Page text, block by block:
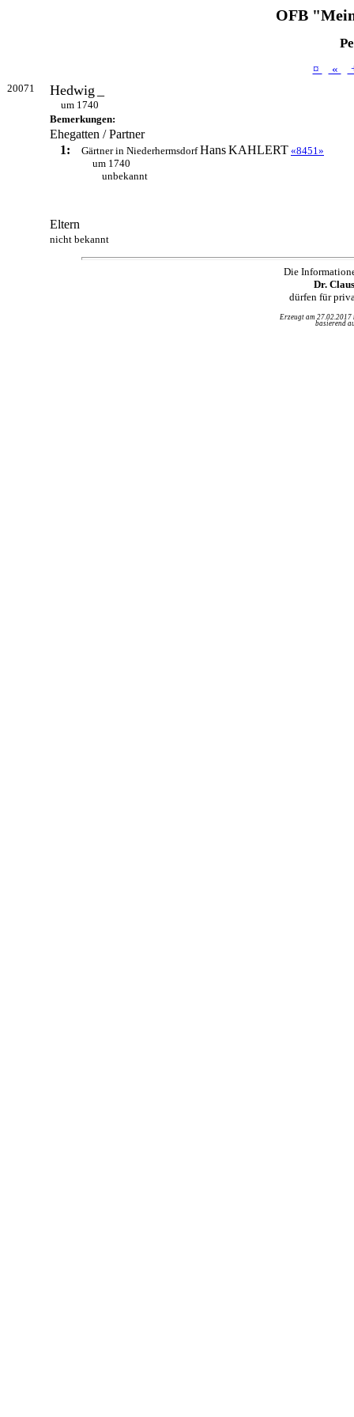
OFB
¤ «
20071 Hedwig
um 1740
Bemerkungen:
Ehegatten / Partner
1:
Gärtner in NiederhermsdorfHansKAHLERT «8451»
um 1740
unbekannt
Eltern
nicht bekannt
Die
Dr.
dürfen für
Erzeugt am
basierend